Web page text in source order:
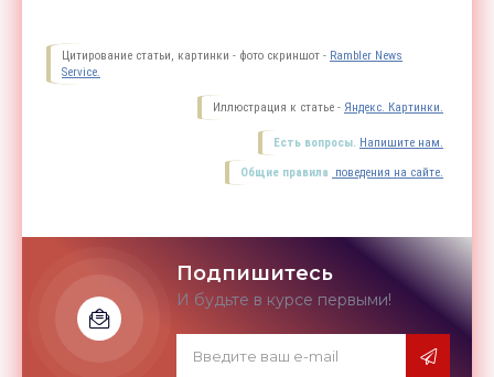
Цитирование статьи, картинки - фото скриншот - Rambler News
Service.
Иллюстрация к статье - Яндекс. Картинки.
Есть вопросы. Напишите нам.
Общие правила поведения на сайте.
Подпишитесь
И будьте в курсе первыми!